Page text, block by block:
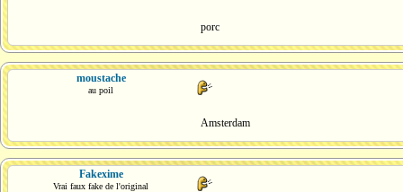
porc
moustache
au poil
Amsterdam
Fakexime
Vrai faux fake de l'original